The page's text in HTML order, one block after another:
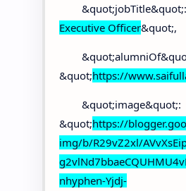
Executive Officer&quot;,
&quot;https://
&quot;image&quot;:
&quot;https://
img/b/R29vZ2xl/
nhyphen-Yjdj-